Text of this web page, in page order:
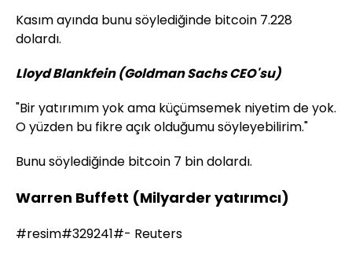
Kasım ayında bunu söylediğinde bitcoin 7.228
dolardı.
Lloyd Blankfein (Goldman Sachs CEO'su)
"Bir yatırımım yok ama küçümsemek niyetim de yok.
O yüzden bu fikre açık olduğumu söyleyebilirim."
Bunu söylediğinde bitcoin 7 bin dolardı.
Warren Buffett (Milyarder yatırımcı)
#resim#329241#- Reuters